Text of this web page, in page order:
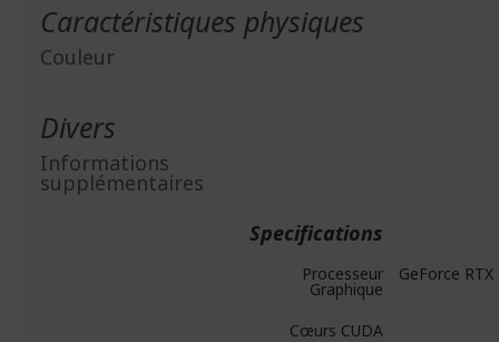
Caractéristiques physiques
Couleur
Divers
Informations
supplémentaires
Specifications
Processeur
Graphique
GeForce
Cœurs CUDA